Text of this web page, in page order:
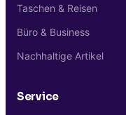
Taschen & Reisen
Büro & Business
Nachhaltige Artikel
Service